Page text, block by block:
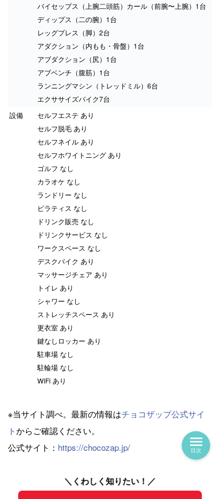
バイセップス（上腕二頭筋）カール（前腕〜上腕）1台
ディップス（二の腕）1台
レッグプレス（脚）2台
アダクション（内もも・骨盤）1台
アブダクション（尻）1台
アブベンチ（腹筋）1台
ランニングマシン（トレッドミル）6台
エクササイズバイク7台
設備
セルフエステ あり
セルフ脱毛 あり
セルフネイル あり
セルフホワイトニング あり
ゴルフ なし
カラオケ なし
ランドリー なし
ピラティス なし
ドリンク販売 なし
ドリンクサービス なし
ワークスペース なし
デスクバイク あり
マッサージチェア あり
トイレ あり
シャワー なし
ストレッチスペース あり
更衣室 あり
鍵なしロッカー あり
駐車場 なし
駐輪場 なし
WiFi あり
※当サイト調べ。最新の情報はチョコザップ公式サイ
ト からご確認ください。
公式サイト： https://chocozap.jp/
＼くわしく知りたい！／
目次